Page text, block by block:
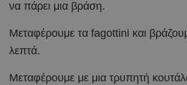
να πάρει μια βράση.
Μεταφέρουμε τα fagottini και
λεπτά.
Μεταφέρουμε με μια τρυπητή